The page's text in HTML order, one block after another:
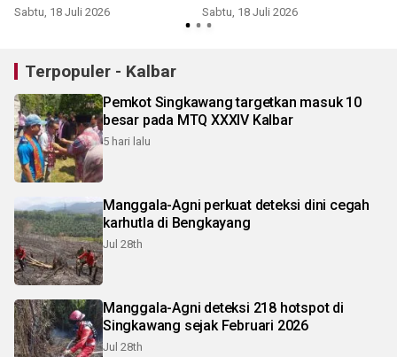
Sabtu, 18 Juli 2026 Sabtu, 18 Juli 2026
Terpopuler - Kalbar
Pemkot Singkawang targetkan masuk 10
besar pada MTQ XXXIV Kalbar
5 hari lalu
Manggala-Agni perkuat deteksi dini cegah
karhutla di Bengkayang
Jul 28th
Manggala-Agni deteksi 218 hotspot di
Singkawang sejak Februari 2026
Jul 28th